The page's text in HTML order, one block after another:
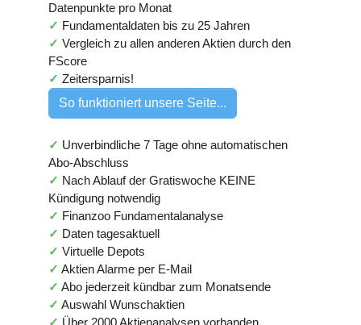
Datenpunkte pro Monat
✓ Fundamentaldaten bis zu 25 Jahren
✓ Vergleich zu allen anderen Aktien durch den
FScore
✓ Zeitersparnis!
So funktioniert unsere Seite...
✓ Unverbindliche 7 Tage ohne automatischen
Abo-Abschluss
✓ Nach Ablauf der Gratiswoche KEINE
Kündigung notwendig
✓ Finanzoo Fundamentalanalyse
✓ Daten tagesaktuell
✓ Virtuelle Depots
✓ Aktien Alarme per E-Mail
✓ Abo jederzeit kündbar zum Monatsende
✓ Auswahl Wunschaktien
✓ Über 2000 Aktienanalysen vorhanden